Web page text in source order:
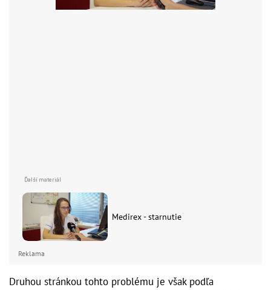
Medirex - starnutie
Reklama
Druhou stránkou tohto problému je však podľa